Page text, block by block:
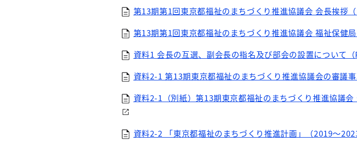
第13期第1回東京都福祉のまちづくり推進協議会 会長挨拶（
第13期第1回東京都福祉のまちづくり推進協議会 福祉保健局
資料1 会長の互選、副会長の指名及び部会の設置について（
資料2-1 第13期東京都福祉のまちづくり推進協議会の審議
資料2-1（別紙）第13期東京都福祉のまちづくり推進協議会
資料2-2 「東京都福祉のまちづくり推進計画」（2019～